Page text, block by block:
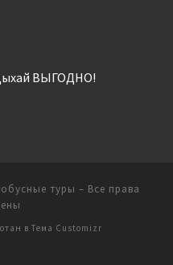
ВЫГОДНО!
туры – Все права
в Тема Customizr